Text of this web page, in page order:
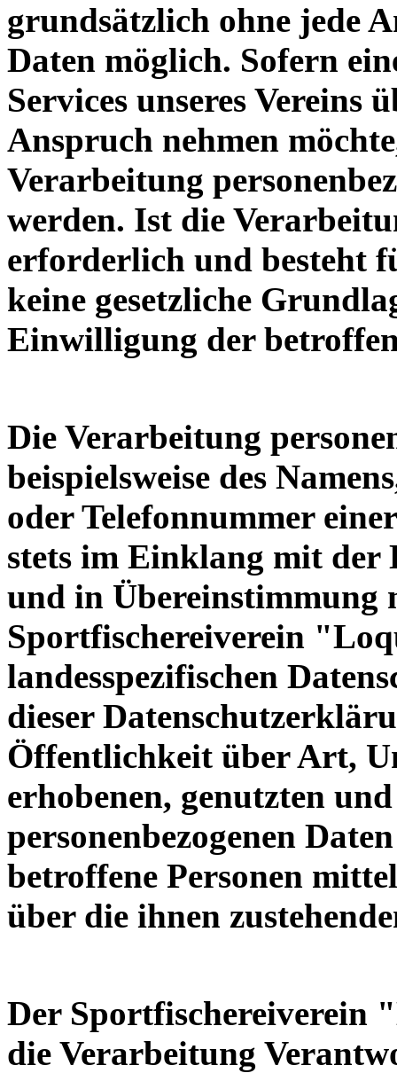
grundsätzlich ohne jede
Daten möglich. Sofern
Services unseres Vereins
Anspruch nehmen
Verarbeitung
werden. Ist die
erforderlich und besteht
keine gesetzliche
Einwilligung der
Die Verarbeitung
beispielsweise des
oder Telefonnummer
stets im Einklang mit der
und in Übereinstimmung
Sportfischereiverein
landesspezifischen
dieser
Öffentlichkeit über Art,
erhobenen, genutzten
personenbezogenen
betroffene Personen
über die ihnen
Der
die Verarbeitung